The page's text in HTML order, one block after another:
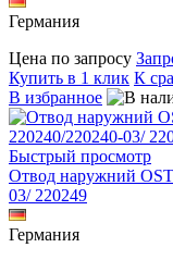
Германия
Цена по запросу
Купить в 1 клик К
В избранное
Быстрый просмотр
Отвод наружний
03/ 220249
Германия